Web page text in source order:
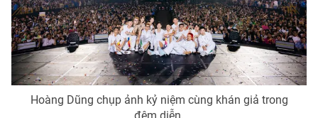
Hoàng Dũng chụp ảnh kỷ niệm cùng khán giả trong
đêm diễn.